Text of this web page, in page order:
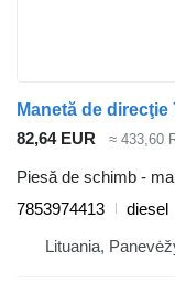
82,64 EUR ≈ 433,60
Piesă de schimb -
7853974413
diesel
Lituania,